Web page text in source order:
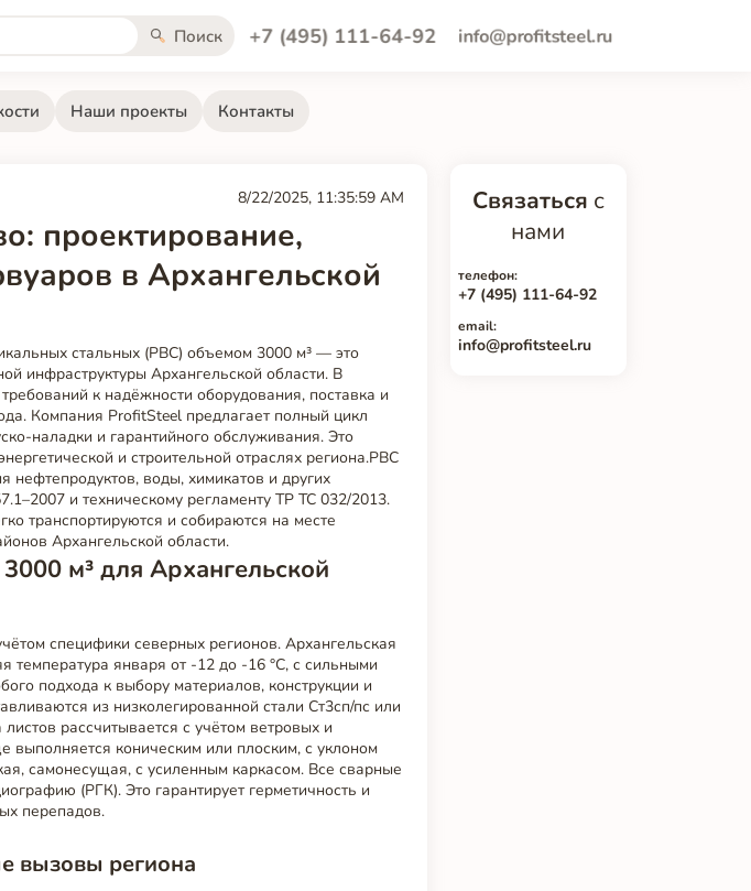
Поиск +7 (495) 111-64-92 info@profitsteel.ru
Наши проекты Контакты
8/22/2025, 11:35:59 AM
проектирование,
в Архангельской
стальных (РВС) объемом 3000 м³ — это
инфраструктуры Архангельской области. В
к надёжности оборудования, поставка и
Компания ProfitSteel предлагает полный цикл
наладки и гарантийного обслуживания. Это
и строительной отраслях региона.РВС
воды, химикатов и других
и техническому регламенту ТР ТС 032/2013.
транспортируются и собираются на месте
Архангельской области.
м³ для Архангельской
специфики северных регионов. Архангельская
температура января от -12 до -16 °C, с сильными
подхода к выбору материалов, конструкции и
из низколегированной стали Ст3сп/пс или
рассчитывается с учётом ветровых и
выполняется коническим или плоским, с уклоном
самонесущая, с усиленным каркасом. Все сварные
(РГК). Это гарантирует герметичность и
перепадов.
вызовы региона
Связаться с
нами
телефон:
+7 (495) 111-64-92
email:
info@profitsteel.ru